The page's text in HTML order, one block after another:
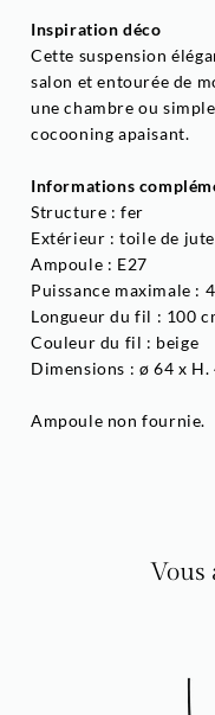
Inspiration déco
Cette suspension
salon et entourée de
une chambre ou
cocooning apaisant.
Informations
Structure : fer
Extérieur : toile de jute
Ampoule : E27
Puissance maximale :
Longueur du fil : 100
Couleur du fil : beige
Dimensions : ø 64 x H.
Ampoule non fournie.
Vous